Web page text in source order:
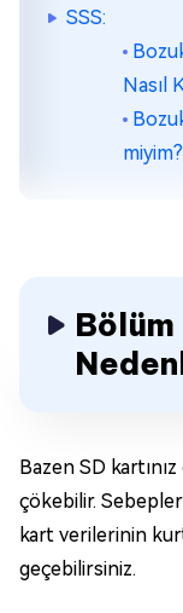
SSS:
Nasıl
miyim?
Bölüm
Bazen SD
çökebilir.
kart verilerinin
geçebilirsiniz.